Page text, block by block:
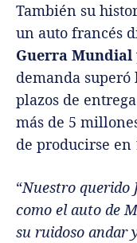
También su
un auto francés
Guerra Mundial
demanda
plazos de
más de 5
de producirse en
“Nuestro querido
como el auto de
su ruidoso andar